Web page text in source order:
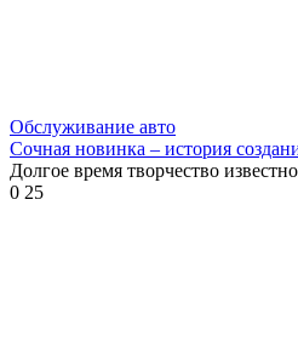
Обслуживание авто
Сочная новинка – история
Долгое время творчество
0 25